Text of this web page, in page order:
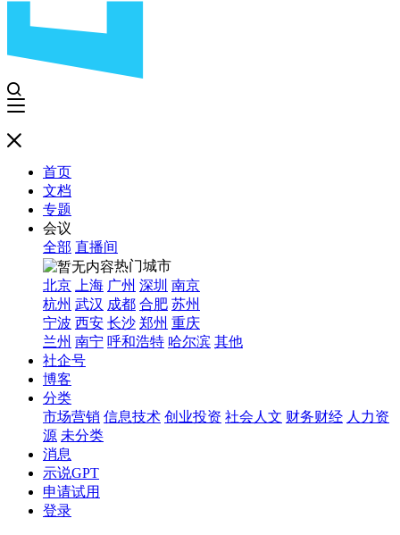
首页
文档
专题
会议
全部 直播间
热门城市
北京
上海 广州 深圳 南京
杭州 武汉 成都 合肥 苏州
宁波 西安 长沙 郑州 重庆
兰州 南宁 呼和浩特 哈尔滨 其他
社企号
博客
分类
市场营销 信息技术 创业投资 社会人文 财务财经 人力资
源 未分类
消息
示说GPT
申请试用
登录